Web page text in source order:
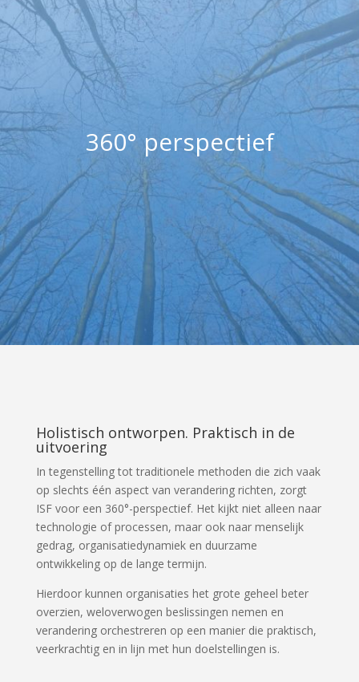
360° perspectief
Holistisch ontworpen. Praktisch in de
uitvoering
In tegenstelling tot traditionele methoden die zich vaak
op slechts één aspect van verandering richten, zorgt
ISF voor een 360°-perspectief. Het kijkt niet alleen naar
technologie of processen, maar ook naar menselijk
gedrag, organisatiedynamiek en duurzame
ontwikkeling op de lange termijn.
Hierdoor kunnen organisaties het grote geheel beter
overzien, weloverwogen beslissingen nemen en
verandering orchestreren op een manier die praktisch,
veerkrachtig en in lijn met hun doelstellingen is.